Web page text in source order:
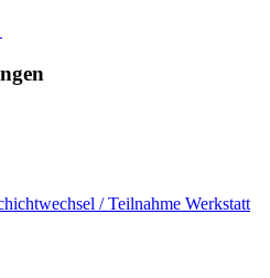
/ Teilnahme Werkstatt